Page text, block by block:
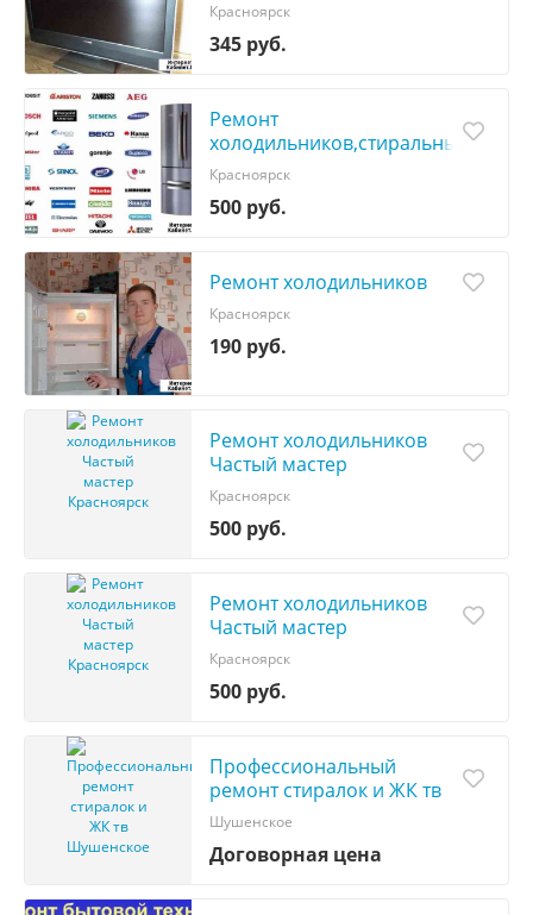
345 руб.
Красноярск
Ремонт
холодильников,стиральных
машин,плит,посудом
500 руб.
Красноярск
Ремонт холодильников
190 руб.
Красноярск
Ремонт холодильников
Частый мастер
500 руб.
Красноярск
Ремонт холодильников
Частый мастер
500 руб.
Красноярск
Профессиональный
ремонт стиралок и ЖК тв
Договорная цена
Шушенское